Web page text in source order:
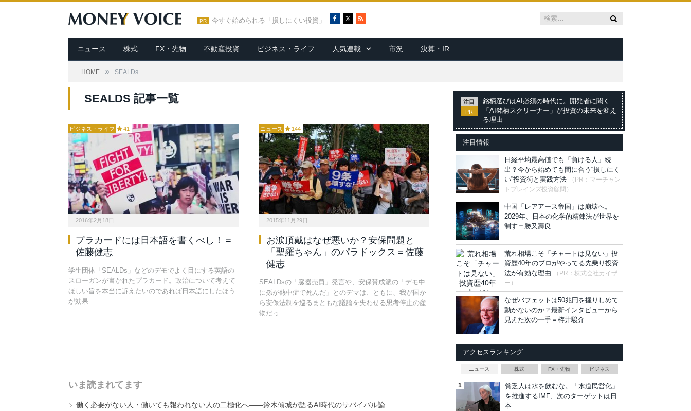
PR 今すぐ始められる「損しにくい投資」
c
e
b
R
S
ニュース 株式 FX・先物 不動産投資 ビジネス・ライフ 人気連載 市況 決算・IR
HOME » SEALDs
SEALDS 記事一覧
ビジネス・ライフ 41
2016年2月18日
プラカードには日本語を書くべし！＝
佐藤健志
学生団体「SEALDs」などのデモでよく目にする英語の
スローガンが書かれたプラカード。政治について考えて
ほしい旨を本当に訴えたいのであれば日本語にしたほう
が効果…
ニュース 144
2015年11月29日
お涙頂戴はなぜ悪いか？安保問題と
「聖羅ちゃん」のパラドックス＝佐藤
健志
SEALDsの「臓器売買」発言や、安保賛成派の「デモ中
に孫が熱中症で死んだ」とのデマは、ともに、我が国か
ら安保法制を巡るまともな議論を失わせる思考停止の産
物だっ…
いま読まれてます
働く必要がない人・働いても報われない人の二極化へ――鈴木傾城が語るAI時代のサバイバル論
注目
PR
銘柄選びはAI必須の時代に。開発者に聞く
「AI銘柄スクリーナー」が投資の未来を変え
る理由
注目情報
日経平均最高値でも「負ける人」続
出？今から始めても間に合う“損しにく
い”投資術と実践方法
（PR：マーチャン
トブレインズ投資顧問）
中国「レアアース帝国」は崩壊へ。
2029年、日本の化学的精錬法が世界を
制す＝勝又壽良
荒れ相場こそ「チャートは見ない」投
資歴40年のプロがやってる先乗り投資
法が有効な理由
（PR：株式会社カイザ
ー）
なぜバフェットは50兆円を握りしめて
動かないのか？最新インタビューから
見えた次の一手＝栫井駿介
アクセスランキング
ニュース 株式 FX・先物 ビジネス
貧乏人は水を飲むな。「水道民営化」
を推進するIMF、次のターゲットは日
本